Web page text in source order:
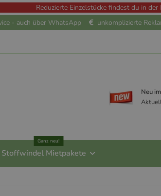
Reduzierte Einzelstücke findest du in der
- auch über WhatsApp unkomplizierte
Neu
Stoffwindel Mietpakete
Ganz neu!